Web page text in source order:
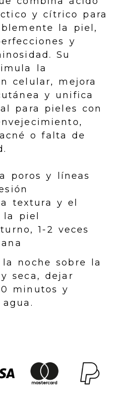
y cítrico para
la piel,
y
Su
la
celular, mejora
y unifica
para pieles con
o falta de
poros y líneas
textura y el
la piel
1-2 veces
noche sobre la
seca, dejar
minutos y